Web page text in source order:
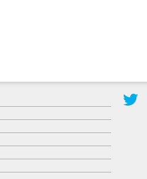
登録有形文
化財となっ
た東北大植
物園八...